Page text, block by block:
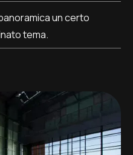
un certo
tema.